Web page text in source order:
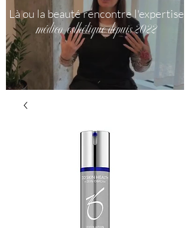
Là ou la beauté rencontre l'expertise
médico-esthétique depuis 2022